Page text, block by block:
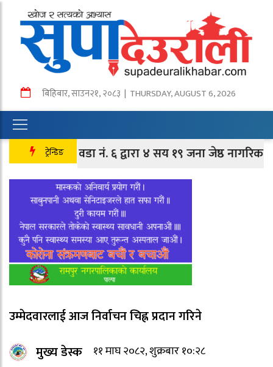
बिहिबार,साउन२१,२०८३ | THURSDAY, AUGUST 6, 2026
ट्रेन्डिङ
तानसेन वडा नं. ६ द्वारा ४ सय १९ जना जेष्ठ नागरिक तथा
उम्मेदवारलाई आज निर्वाचन चिह्न प्रदान गरिने
मुख्य डेस्क
११ माघ २०८२, शुक्रबार १०:२८